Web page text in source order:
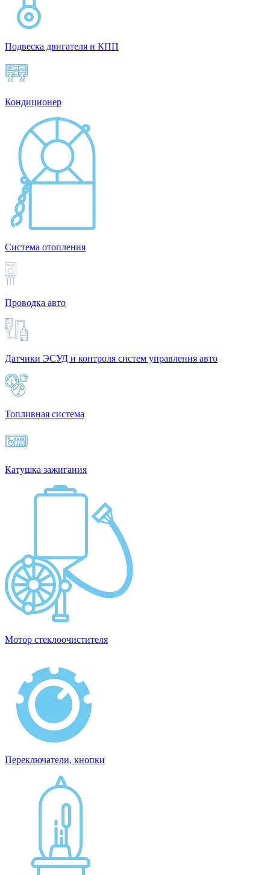
Подвеска двигателя и КПП
Кондиционер
Система отопления
Проводка авто
Датчики ЭСУД и контроля систем управления авто
Топливная система
Катушка зажигания
Мотор стеклоочистителя
Переключатели, кнопки